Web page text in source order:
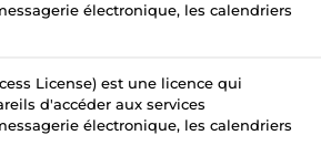
électronique, les calendriers
License) est une licence qui
d'accéder aux services
électronique, les calendriers